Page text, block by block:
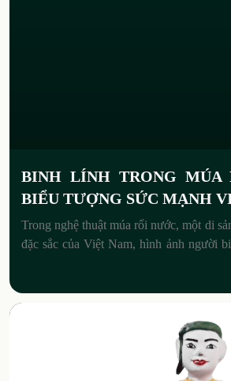
BINH LÍNH TRONG MÚA
BIỂU TƯỢNG SỨC MẠNH
Trong nghệ thuật múa rối nước, một di
đặc sắc của Việt Nam, hình ảnh người